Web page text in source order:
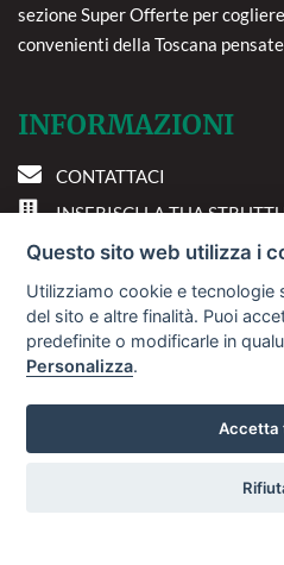
sezione Super Offerte per
convenienti della Toscana
INFORMAZIONI
CONTATTACI
INSERISCI LA TUA
PREFERENZE COOKIE
DOVE SIAMO
Via A. Costa, 2 - 63822
Sviluppo Turismo
Questo sito web utilizza i
Utilizziamo cookie e tecnologie
del sito e altre finalità. Puoi
predefinite o modificarle in
Personalizza.
Accetta